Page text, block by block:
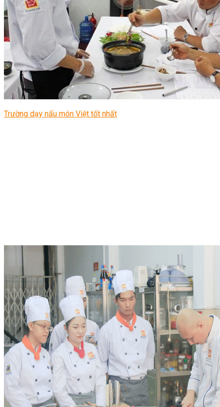
Trường dạy nấu món Việt tốt nhất